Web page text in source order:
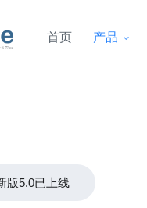
首页 产品
版5.0已上线